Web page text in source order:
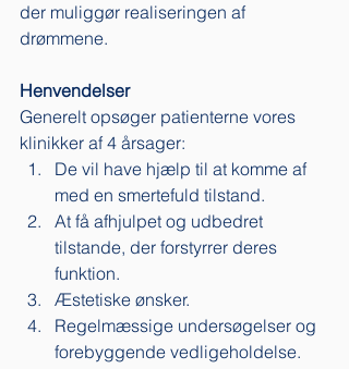
der muliggør realiseringen af
drømmene.
Henvendelser
Generelt opsøger patienterne vores
klinikker af 4 årsager:
De vil have hjælp til at komme af
med en smertefuld tilstand.
At få afhjulpet og udbedret
tilstande, der forstyrrer deres
funktion.
Æstetiske ønsker.
Regelmæssige undersøgelser og
forebyggende vedligeholdelse.